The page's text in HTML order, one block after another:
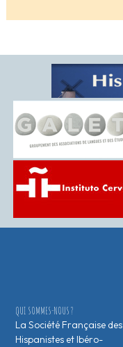
QUI SOMMES-NOUS ?
La Société Française des
Hispanistes et Ibéro-